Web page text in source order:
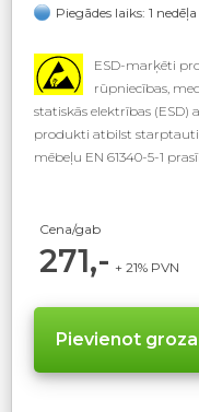
Piegādes laiks: 1 nedēļa
ESD-marķēti
rūpniecības,
statiskās elektrības (ESD)
produkti atbilst
mēbeļu EN 61340-5-1
Cena/gab
271,- + 21% PVN